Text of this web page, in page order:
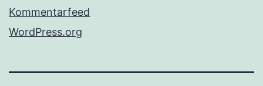
Kommentarfeed
WordPress.org